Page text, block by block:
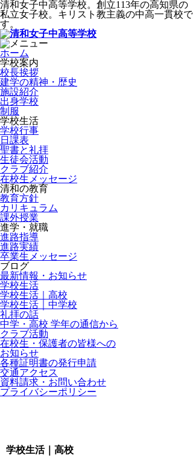
清和女子中高等学校。創立113年の高知県の
私立女子校。キリスト教主義の中高一貫校で
す。
ホーム
学校案内
校長挨拶
建学の精神・歴史
施設紹介
出身学校
制服
学校生活
学校行事
日課表
聖書と礼拝
生徒会活動
クラブ紹介
在校生メッセージ
清和の教育
教育方針
カリキュラム
課外授業
進学・就職
進路指導
進路実績
卒業生メッセージ
ブログ
最新情報・お知らせ
学校生活
学校生活｜高校
学校生活｜中学校
礼拝の話
中学・高校 学年の通信から
クラブ活動
在校生・保護者の皆様への
お知らせ
各種証明書の発行申請
交通アクセス
資料請求・お問い合わせ
プライバシーポリシー
学校生活｜高校